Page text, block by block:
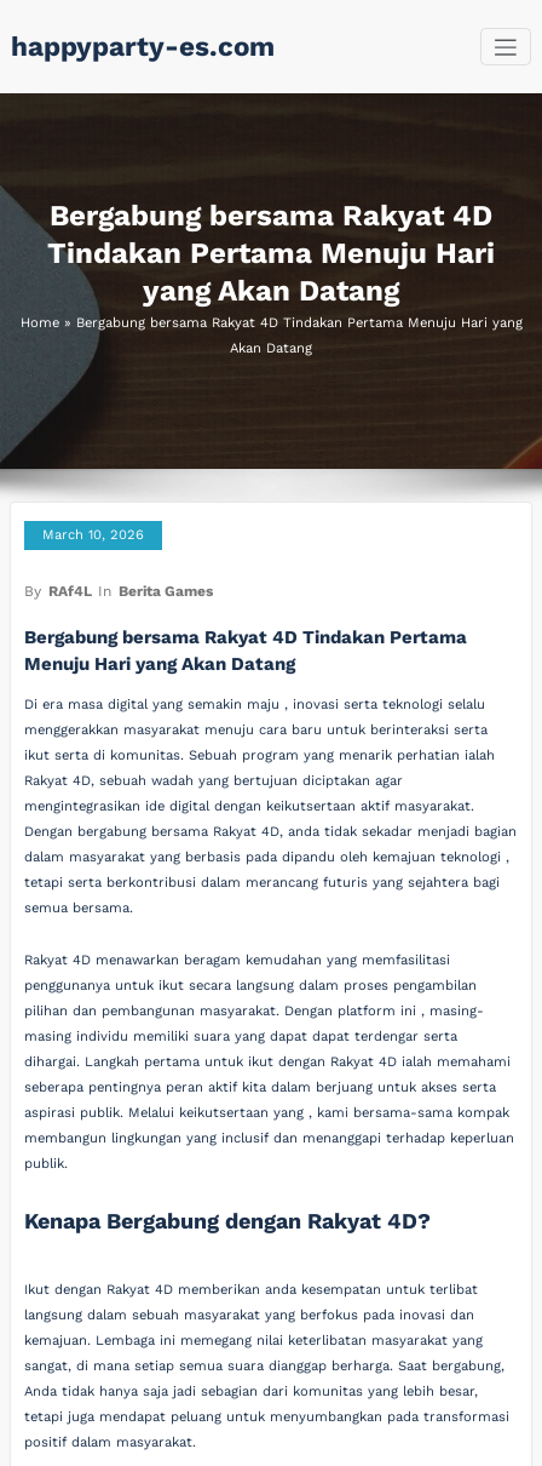
to
content
happyparty-es.com
Bergabung bersama Rakyat 4D
Tindakan Pertama Menuju Hari
yang Akan Datang
Home» Bergabung bersama Rakyat 4D Tindakan Pertama Menuju Hari yang
Akan Datang
March 10, 2026
By RAf4L In Berita Games
Bergabung bersama Rakyat 4D Tindakan Pertama
Menuju Hari yang Akan Datang
Di era masa digital yang semakin maju , inovasi serta teknologi selalu
menggerakkan masyarakat menuju cara baru untuk berinteraksi serta
ikut serta di komunitas. Sebuah program yang menarik perhatian ialah
Rakyat 4D, sebuah wadah yang bertujuan diciptakan agar
mengintegrasikan ide digital dengan keikutsertaan aktif masyarakat.
Dengan bergabung bersama Rakyat 4D, anda tidak sekadar menjadi bagian
dalam masyarakat yang berbasis pada dipandu oleh kemajuan teknologi ,
tetapi serta berkontribusi dalam merancang futuris yang sejahtera bagi
semua bersama.
Rakyat 4D menawarkan beragam kemudahan yang memfasilitasi
penggunanya untuk ikut secara langsung dalam proses pengambilan
pilihan dan pembangunan masyarakat. Dengan platform ini , masing-
masing individu memiliki suara yang dapat dapat terdengar serta
dihargai. Langkah pertama untuk ikut dengan Rakyat 4D ialah memahami
seberapa pentingnya peran aktif kita dalam berjuang untuk akses serta
aspirasi publik. Melalui keikutsertaan yang , kami bersama-sama kompak
membangun lingkungan yang inclusif dan menanggapi terhadap keperluan
publik.
Kenapa Bergabung dengan Rakyat 4D?
Ikut dengan Rakyat 4D memberikan anda kesempatan untuk terlibat
langsung dalam sebuah masyarakat yang berfokus pada inovasi dan
kemajuan. Lembaga ini memegang nilai keterlibatan masyarakat yang
sangat, di mana setiap semua suara dianggap berharga. Saat bergabung,
Anda tidak hanya saja jadi sebagian dari komunitas yang lebih besar,
tetapi juga mendapat peluang untuk menyumbangkan pada transformasi
positif dalam masyarakat.